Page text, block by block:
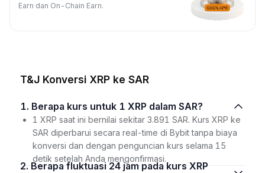
Earn dan On-Chain Earn.
T&J Konversi XRP ke SAR
1. Berapa kurs untuk 1 XRP dalam SAR?
1 XRP saat ini bernilai sekitar 3.891 SAR. Kurs XRP ke
SAR diperbarui secara real-time di Bybit tanpa biaya
konversi dan dengan penguncian kurs selama 15
detik setelah Anda mengonfirmasi.
2. Berapa fluktuasi 24 jam pada kurs XRP